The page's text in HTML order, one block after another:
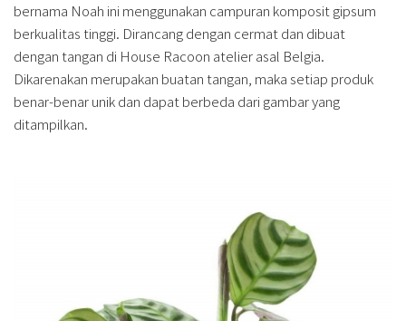
bernama Noah ini menggunakan campuran komposit gipsum
berkualitas tinggi. Dirancang dengan cermat dan dibuat
dengan tangan di House Racoon atelier asal Belgia.
Dikarenakan merupakan buatan tangan, maka setiap produk
benar-benar unik dan dapat berbeda dari gambar yang
ditampilkan.